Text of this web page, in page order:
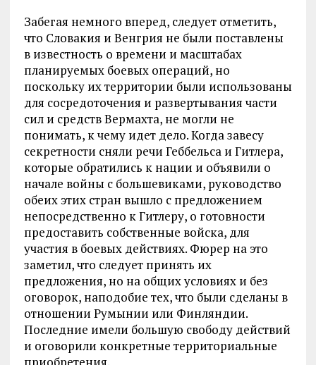
Забегая немного вперед, следует отметить,
что Словакия и Венгрия не были поставлены
в известность о времени и масштабах
планируемых боевых операций, но
поскольку их территории были использованы
для сосредоточения и развертывания части
сил и средств Вермахта, не могли не
понимать, к чему идет дело. Когда завесу
секретности сняли речи Геббельса и Гитлера,
которые обратились к нации и объявили о
начале войны с большевиками, руководство
обеих этих стран вышло с предложением
непосредственно к Гитлеру, о готовности
предоставить собственные войска, для
участия в боевых действиях. Фюрер на это
заметил, что следует принять их
предложения, но на общих условиях и без
оговорок, наподобие тех, что были сделаны в
отношении Румынии или Финляндии.
Последние имели большую свободу действий
и оговорили конкретные территориальные